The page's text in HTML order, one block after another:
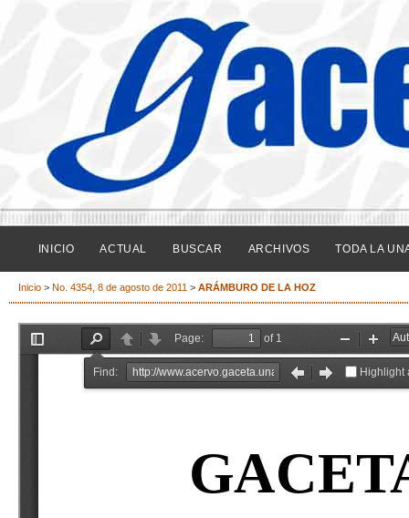
INICIO ACTUAL BUSCAR ARCHIVOS TODA LA
Inicio > No. 4354, 8 de agosto de 2011 > ARÁMBURO DE LA HOZ